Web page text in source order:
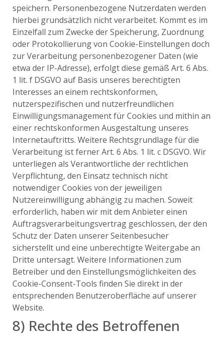
speichern. Personenbezogene Nutzerdaten werden
hierbei grundsätzlich nicht verarbeitet. Kommt es im
Einzelfall zum Zwecke der Speicherung, Zuordnung
oder Protokollierung von Cookie-Einstellungen doch
zur Verarbeitung personenbezogener Daten (wie
etwa der IP-Adresse), erfolgt diese gemäß Art. 6 Abs.
1 lit. f DSGVO auf Basis unseres berechtigten
Interesses an einem rechtskonformen,
nutzerspezifischen und nutzerfreundlichen
Einwilligungsmanagement für Cookies und mithin an
einer rechtskonformen Ausgestaltung unseres
Internetauftritts. Weitere Rechtsgrundlage für die
Verarbeitung ist ferner Art. 6 Abs. 1 lit. c DSGVO. Wir
unterliegen als Verantwortliche der rechtlichen
Verpflichtung, den Einsatz technisch nicht
notwendiger Cookies von der jeweiligen
Nutzereinwilligung abhängig zu machen. Soweit
erforderlich, haben wir mit dem Anbieter einen
Auftragsverarbeitungsvertrag geschlossen, der den
Schutz der Daten unserer Seitenbesucher
sicherstellt und eine unberechtigte Weitergabe an
Dritte untersagt. Weitere Informationen zum
Betreiber und den Einstellungsmöglichkeiten des
Cookie-Consent-Tools finden Sie direkt in der
entsprechenden Benutzeroberfläche auf unserer
Website.
8) Rechte des Betroffenen